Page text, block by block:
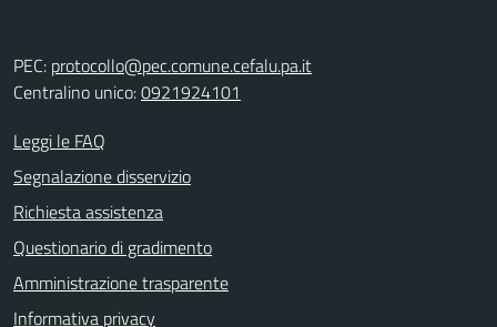
PEC: protocollo@pec.comune.cefalu.pa.it
Centralino unico:0921924101
Leggi le FAQ
Segnalazione disservizio
Richiesta assistenza
Questionario di gradimento
Amministrazione trasparente
Informativa privacy